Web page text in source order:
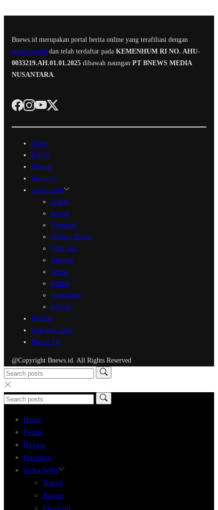
Bnews.id merupakan portal berita online yang terafiliasi dengan
bnewstv.com dan telah terdaftar pada KEMENHUM RI NO. AHU-
0033219.AH.01.01.2025 dibawah naungan PT BNEWS MEDIA
NUSANTARA.
Home
Politik
Hukum
Peristiwa
Serba Serbi
Travel
Ragam
Ekonomi
Mutiara Bnews
Olah raga
Hiburan
Wisata
Artikel
Pendidikan
Kuliner
Redaksi
Pedoman Siber
Bnews TV
@Copyright Bnews.id. All Rights Reserved
Home
Politik
Hukum
Peristiwa
Serba Serbi
Travel
Ragam
Ekonomi